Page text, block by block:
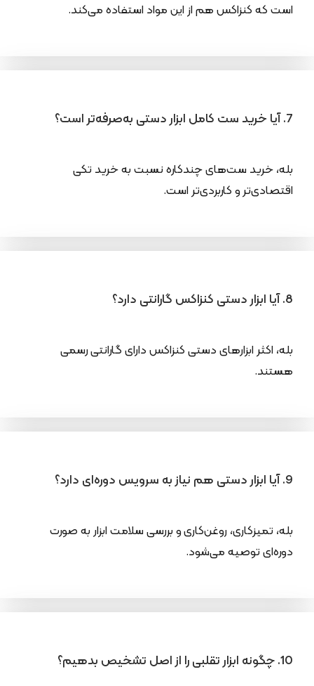
است که کنزاکس هم از این مواد استفاده می‌کند.
7. آیا خرید ست کامل ابزار دستی به‌صرفه‌تر است؟
بله، خرید ست‌های چندکاره نسبت به خرید تکی
اقتصادی‌تر و کاربردی‌تر است.
8. آیا ابزار دستی کنزاکس گارانتی دارد؟
بله، اکثر ابزارهای دستی کنزاکس دارای گارانتی رسمی
هستند.
9. آیا ابزار دستی هم نیاز به سرویس دوره‌ای دارد؟
بله، تمیزکاری، روغن‌کاری و بررسی سلامت ابزار به صورت
دوره‌ای توصیه می‌شود.
10. چگونه ابزار تقلبی را از اصل تشخیص بدهیم؟